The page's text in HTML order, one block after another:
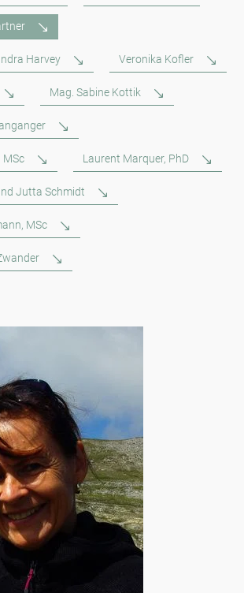
Harvey Veronika Kofler
Mag. Sabine Kottik
MSc Laurent Marquer, PhD
Jutta Schmidt
MSc